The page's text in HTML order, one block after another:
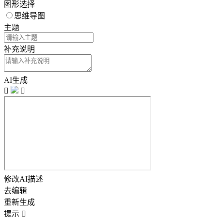
图形选择
思维导图
主题
补充说明
AI生成


修改AI描述
去编辑
重新生成
提示 